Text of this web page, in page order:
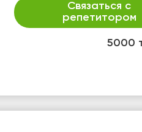
5000
Связаться с
репетитором
12
13